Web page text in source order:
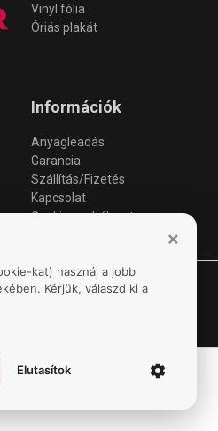
Vinyl fólia
Óriás plakát
Információk
Anyagleadás
Garancia
Szállítás/Fizetés
Kapcsolat
Cookie szabályzat
MOLINÓGYÁR
×
kat) használ a jobb
Kérjük, válaszd ki a
Elutasítok